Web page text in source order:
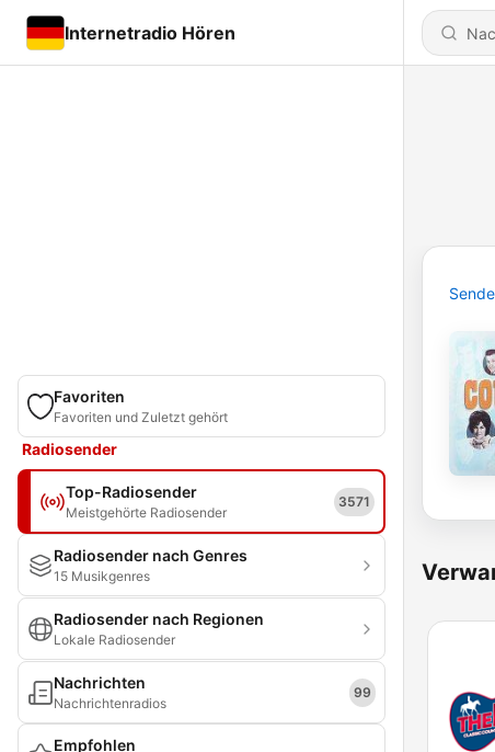
Internetradio Hören
Favoriten
Favoriten und Zuletzt gehört
Radiosender
Top-Radiosender
Meistgehörte Radiosender
3571
Radiosender nach Genres
15 Musikgenres
Radiosender nach Regionen
Lokale Radiosender
Nachrichten
Nachrichtenradios
99
Empfohlen